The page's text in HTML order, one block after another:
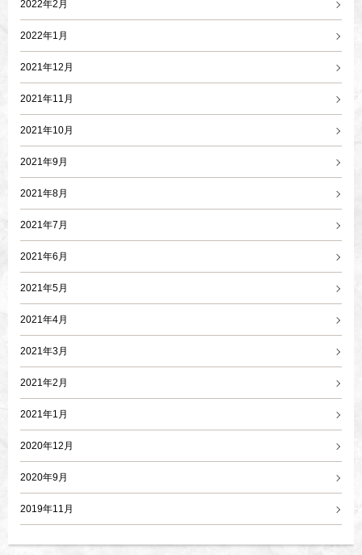
2022年2月
2022年1月
2021年12月
2021年11月
2021年10月
2021年9月
2021年8月
2021年7月
2021年6月
2021年5月
2021年4月
2021年3月
2021年2月
2021年1月
2020年12月
2020年9月
2019年11月